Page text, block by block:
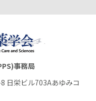
事務局
日栄ビル703Aあゆみコ